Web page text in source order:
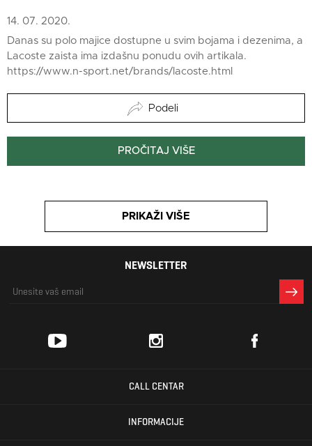
14. 07. 2020.
Danas su polo majice dostupne u svim bojama i dezenima, a
Lacoste zaista ima izdašnu ponudu ovih artikala.
https://www.n-sport.net/brands/lacoste.html
Podeli
PROČITAJ VIŠE
PRIKAŽI VIŠE
NEWSLETTER
CALL CENTAR
INFORMACIJE